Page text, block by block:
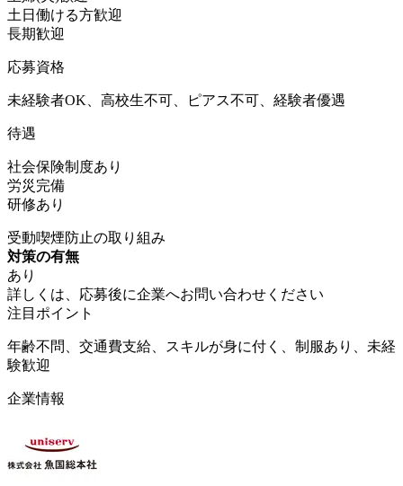
土日働ける方歓迎
長期歓迎
応募資格
未経験者OK、高校生不可、ピアス不可、経験者優遇
待遇
社会保険制度あり
労災完備
研修あり
受動喫煙防止の取り組み
対策の有無
あり
詳しくは、応募後に企業へお問い合わせください
注目ポイント
年齢不問、交通費支給、スキルが身に付く、制服あり、未経
験歓迎
企業情報